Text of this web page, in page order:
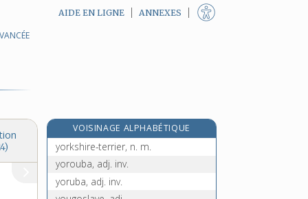
AIDE EN LIGNE ANNEXES
VOISINAGE ALPHABÉTIQUE
Yom Kippour, n. m. inv.
yorkshire-terrier, n. m.
yorouba, adj. inv.
yoruba, adj. inv.